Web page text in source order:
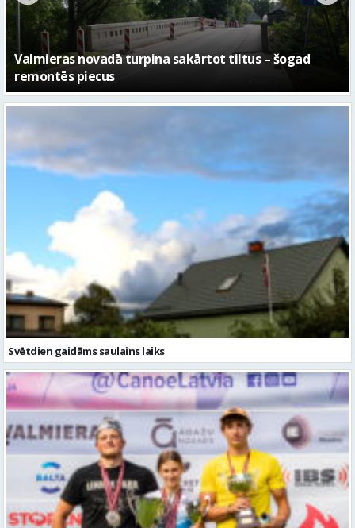
No pagaidu teātra līdz laikmetīgās kultūras centram
– kā attīstīsies “Kurtuve”
Svētdien gaidāms saulains laiks